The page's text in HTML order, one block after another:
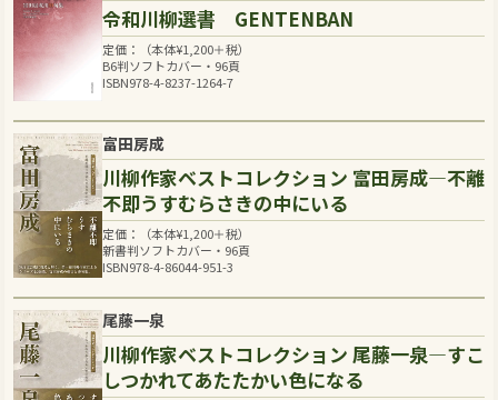
令和川柳選書 GENTENBAN
定価：（本体¥1,200＋税）
B6判ソフトカバー・96頁
ISBN978-4-8237-1264-7
富田房成
川柳作家ベストコレクション 富田房成―不離
不即うすむらさきの中にいる
定価：（本体¥1,200＋税）
新書判ソフトカバー・96頁
ISBN978-4-86044-951-3
尾藤一泉
川柳作家ベストコレクション 尾藤一泉―すこ
しつかれてあたたかい色になる